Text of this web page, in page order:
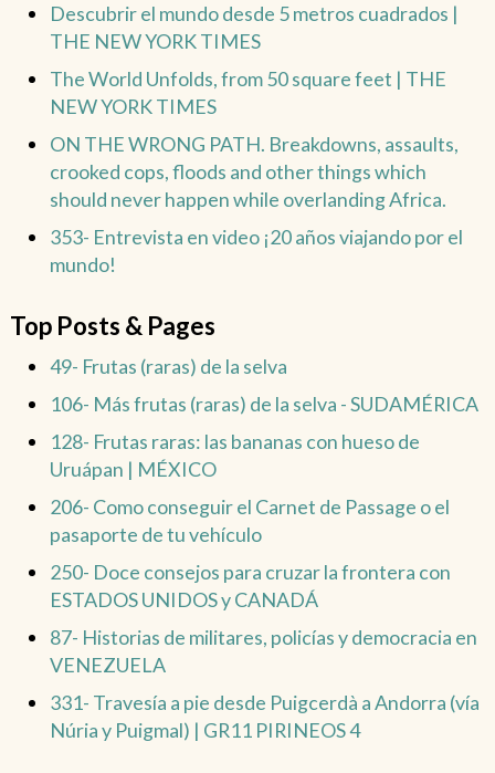
Descubrir el mundo desde 5 metros cuadrados |
THE NEW YORK TIMES
The World Unfolds, from 50 square feet | THE
NEW YORK TIMES
ON THE WRONG PATH. Breakdowns, assaults,
crooked cops, floods and other things which
should never happen while overlanding Africa.
353- Entrevista en video ¡20 años viajando por el
mundo!
Top Posts & Pages
49- Frutas (raras) de la selva
106- Más frutas (raras) de la selva - SUDAMÉRICA
128- Frutas raras: las bananas con hueso de
Uruápan | MÉXICO
206- Como conseguir el Carnet de Passage o el
pasaporte de tu vehículo
250- Doce consejos para cruzar la frontera con
ESTADOS UNIDOS y CANADÁ
87- Historias de militares, policías y democracia en
VENEZUELA
331- Travesía a pie desde Puigcerdà a Andorra (vía
Núria y Puigmal) | GR11 PIRINEOS 4